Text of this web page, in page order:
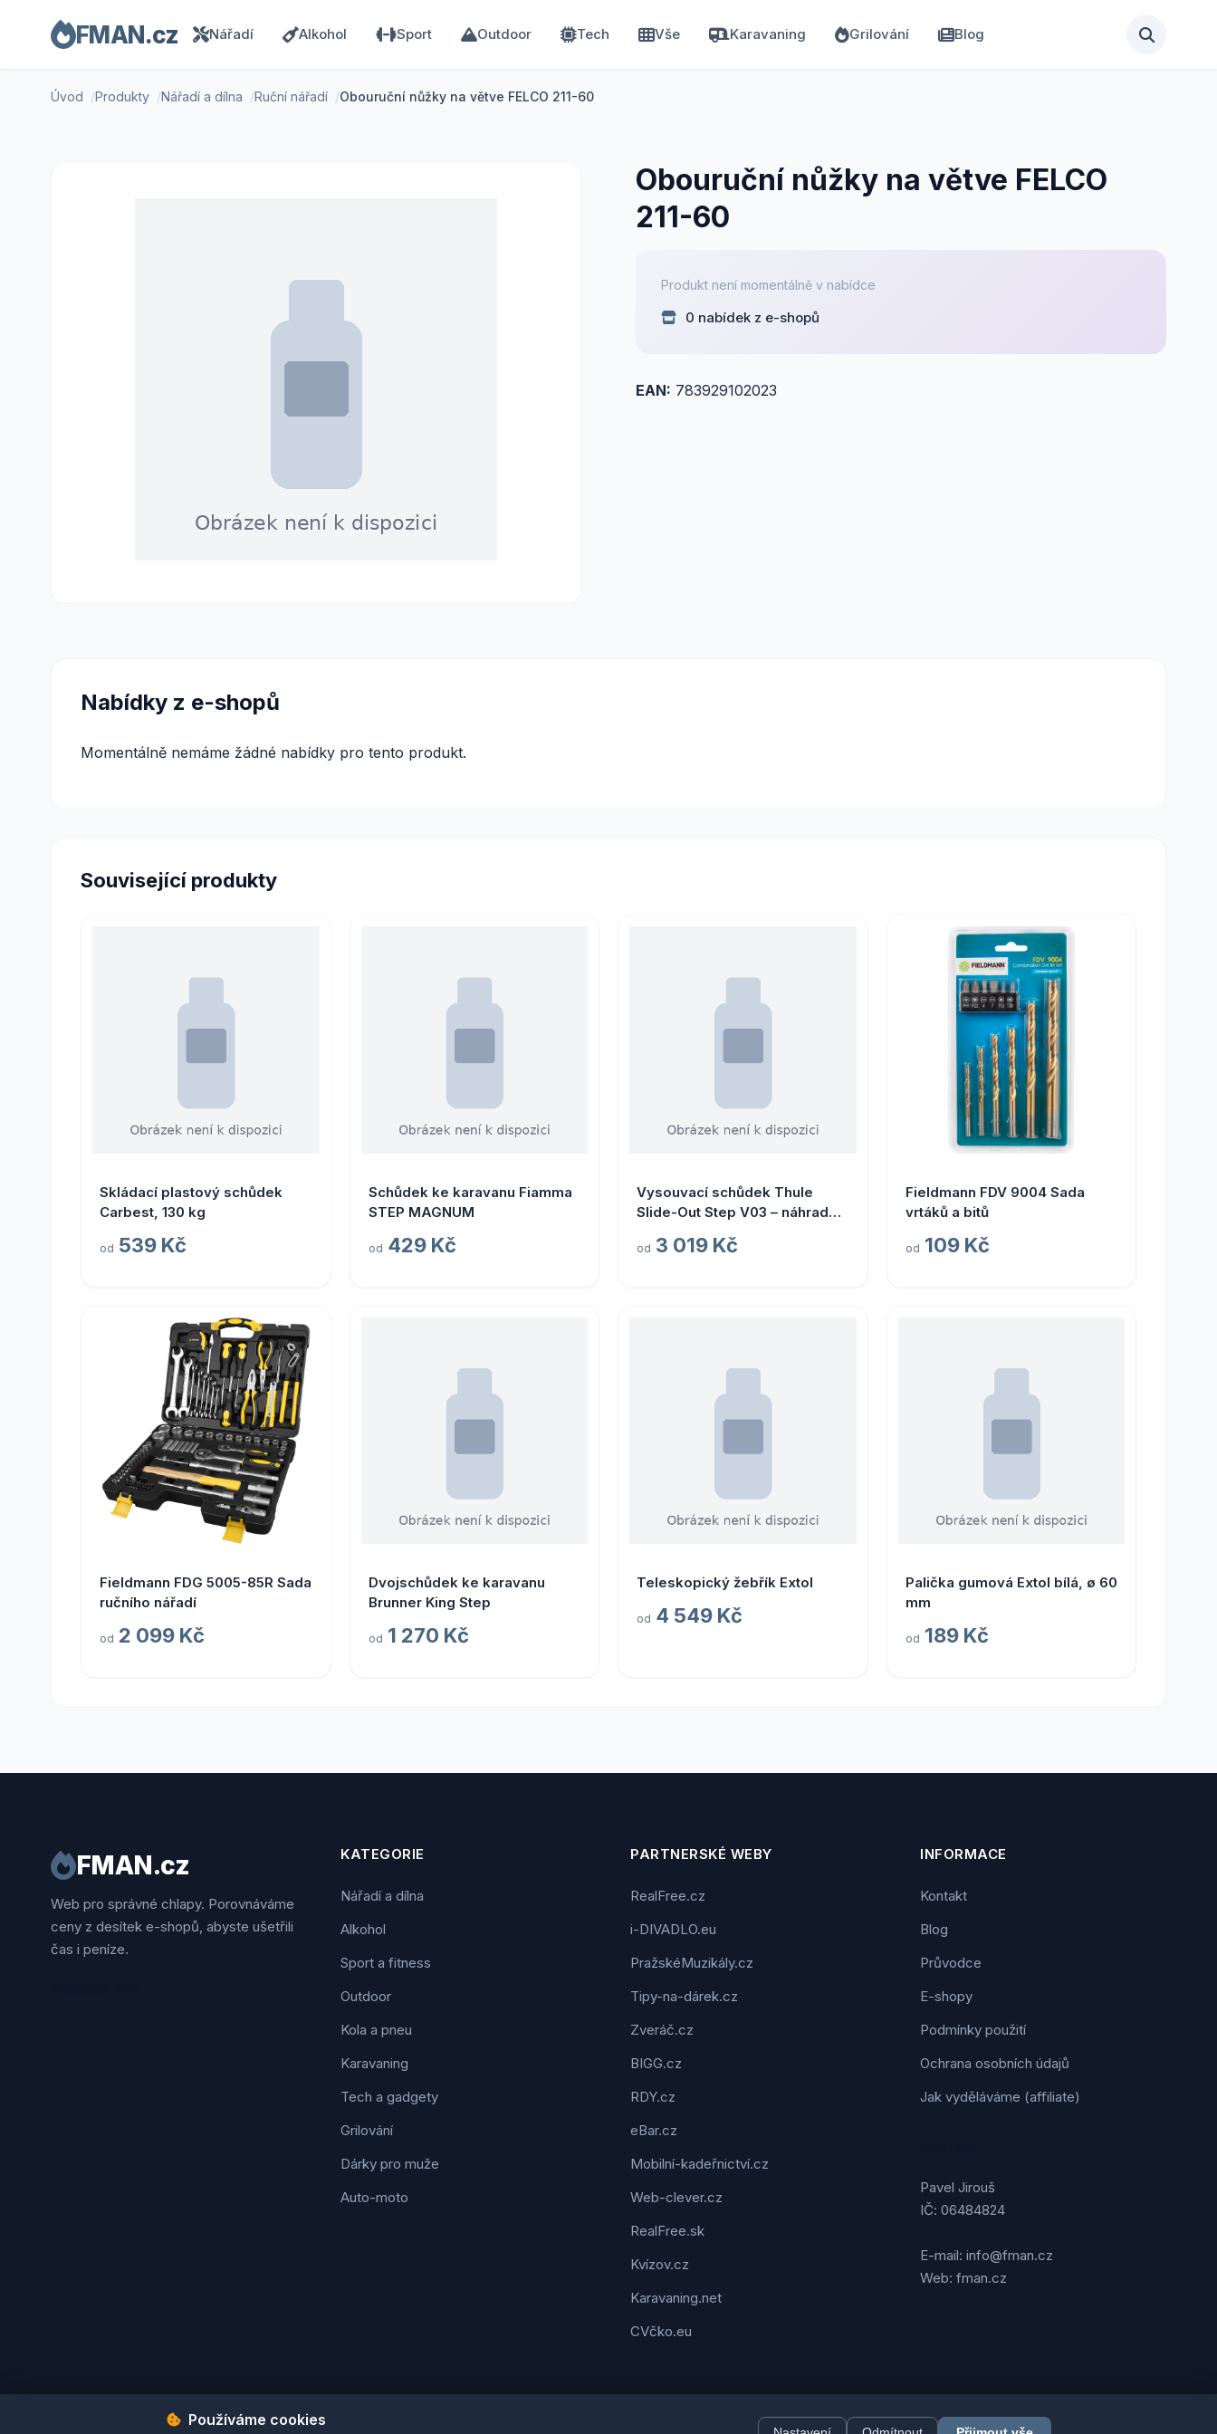
FMAN.cz Nářadí Alkohol Sport Outdoor Tech Vše Karavaning Grilování Blog
Úvod Produkty Nářadí a dílna Ruční nářadí Obouruční nůžky na větve FELCO 211-60
Obouruční nůžky na větve FELCO
211-60
Produkt není momentálně v nabídce
0 nabídek z e-shopů
EAN: 783929102023
Nabídky z e-shopů
Momentálně nemáme žádné nabídky pro tento produkt.
Související produkty
Skládací plastový schůdek
Carbest, 130 kg
od 539 Kč
Schůdek ke karavanu Fiamma
STEP MAGNUM
od 429 Kč
Vysouvací schůdek Thule
Slide-Out Step V03 – náhradní
stupátko Thule Slide-Out Step
od 3 019 Kč
Fieldmann FDV 9004 Sada
vrtáků a bitů
od 109 Kč
Fieldmann FDG 5005-85R Sada
ručního nářadí
od 2 099 Kč
Dvojschůdek ke karavanu
Brunner King Step
od 1 270 Kč
Teleskopický žebřík Extol
od 4 549 Kč
Palička gumová Extol bílá, ø 60
mm
od 189 Kč
FMAN.cz
Web pro správné chlapy. Porovnáváme
ceny z desítek e-shopů, abyste ušetřili
čas i peníze.
KATEGORIE
Nářadí a dílna
Alkohol
Sport a fitness
Outdoor
Kola a pneu
Karavaning
Tech a gadgety
Grilování
Dárky pro muže
Auto-moto
PARTNERSKÉ WEBY
RealFree.cz
i-DIVADLO.eu
PražskéMuzikály.cz
Tipy-na-dárek.cz
Zveráč.cz
BIGG.cz
RDY.cz
eBar.cz
Mobilní-kadeřnictví.cz
Web-clever.cz
RealFree.sk
Kvízov.cz
Karavaning.net
CVčko.eu
INFORMACE
Kontakt
Blog
Průvodce
E-shopy
Podmínky použití
Ochrana osobních údajů
Jak vyděláváme (affiliate)
Pavel Jirouš
IČ: 06484824
E-mail: info@fman.cz
Web: fman.cz
Používáme cookies